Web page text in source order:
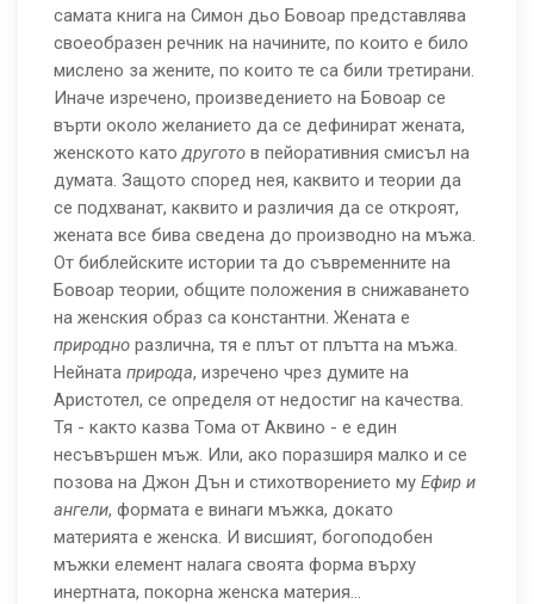
самата книга на Симон дьо Бовоар представлява
своеобразен речник на начините, по които е било
мислено за жените, по които те са били третирани.
Иначе изречено, произведението на Бовоар се
върти около желанието да се дефинират жената,
женското катодругото в пейоративния смисъл на
думата. Защото според нея, каквито и теории да
се подхванат, каквито и различия да се откроят,
жената все бива сведена до производно на мъжа.
От библейските истории та до съвременните на
Бовоар теории, общите положения в снижаването
на женския образ са константни. Жената е
природно различна, тя е плът от плътта на мъжа.
Нейната природа, изречено чрез думите на
Аристотел, се определя от недостиг на качества.
Тя - както казва Тома от Аквино - е един
несъвършен мъж. Или, ако поразширя малко и се
позова на Джон Дън и стихотворението му Ефир и
ангели, формата е винаги мъжка, докато
материята е женска. И висшият, богоподобен
мъжки елемент налага своята форма върху
инертната, покорна женска материя...